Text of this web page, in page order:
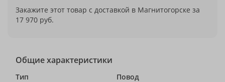
Закажите этот товар с доставкой в Магнитогорске за
17 970 руб.
Общие характеристики
Тип
Повод